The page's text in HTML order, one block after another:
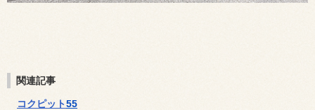
関連記事
コクピット55